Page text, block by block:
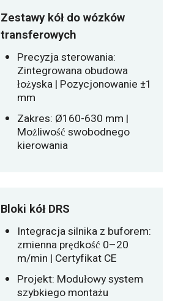
Zestawy kół do wózków
transferowych
Precyzja sterowania:
Zintegrowana obudowa
łożyska | Pozycjonowanie ±1
mm
Zakres: Ø160-630 mm |
Możliwość swobodnego
kierowania
Bloki kół DRS
Integracja silnika z buforem:
zmienna prędkość 0–20
m/min | Certyfikat CE
Projekt: Modułowy system
szybkiego montażu